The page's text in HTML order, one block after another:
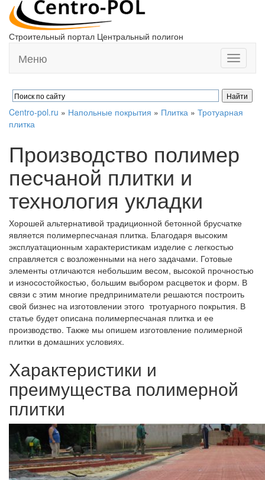
Строительный портал Центральный полигон
Toggle
Меню
Centro-pol.ru » Напольные покрытия » Плитка » Тротуарная
плитка
Производство полимер
песчаной плитки и
технология укладки
Хорошей альтернативой традиционной бетонной брусчатке
является полимерпесчаная плитка. Благодаря высоким
эксплуатационным характеристикам изделие с легкостью
справляется с возложенными на него задачами. Готовые
элементы отличаются небольшим весом, высокой прочностью
и износостойкостью, большим выбором расцветок и форм. В
связи с этим многие предприниматели решаются построить
свой бизнес на изготовлении этого тротуарного покрытия. В
статье будет описана полимерпесчаная плитка и ее
производство. Также мы опишем изготовление полимерной
плитки в домашних условиях.
Характеристики и
преимущества полимерной
плитки